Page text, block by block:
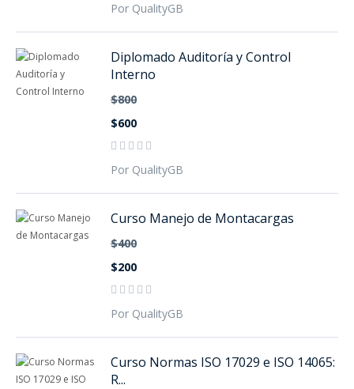
Por QualityGB
Diplomado Auditoría y Control
Interno
$800
$600
Por QualityGB
Curso Manejo de Montacargas
$400
$200
Por QualityGB
Curso Normas ISO 17029 e ISO 14065:
R...